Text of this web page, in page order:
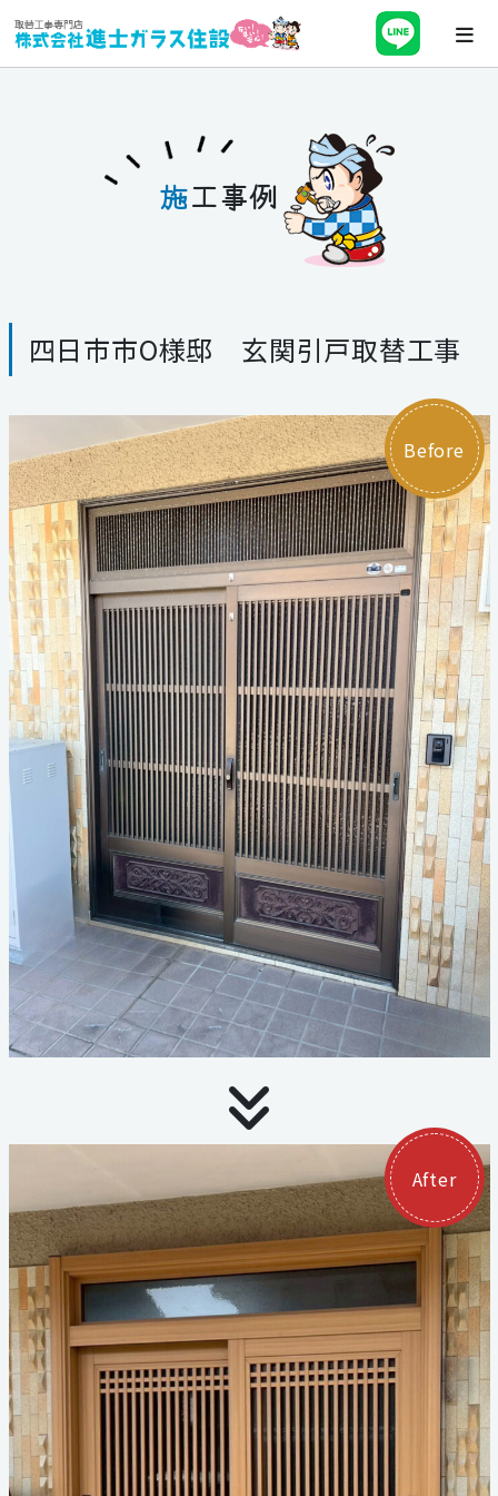
施工事例
スタッフ紹介
お見積り・お問い合わせ
個人情報保護方針
サイトマップ
代表電話
059-324-3068
三泗エリア直通
059-324-3068
桑員エリア直通
059-315-4714
FAX
059-324-2941
電話受付：9：00〜17：00
定休日：日曜・祝日
施工事例
四日市市O様邸 玄関引戸取替工事
Before
After